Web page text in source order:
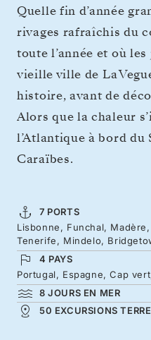
Quelle fin d’année
rivages rafraîchis du
toute l’année et où
vieille ville de La
histoire, avant de
Alors que la chaleur
l’Atlantique à bord du
Caraïbes.
7 PORTS
Lisbonne, Funchal,
Tenerife, Mindelo,
4 PAYS
Portugal, Espagne, Cap
8 JOURS EN MER
50 EXCURSIONS